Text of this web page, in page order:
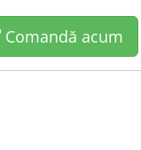
Comandă acum